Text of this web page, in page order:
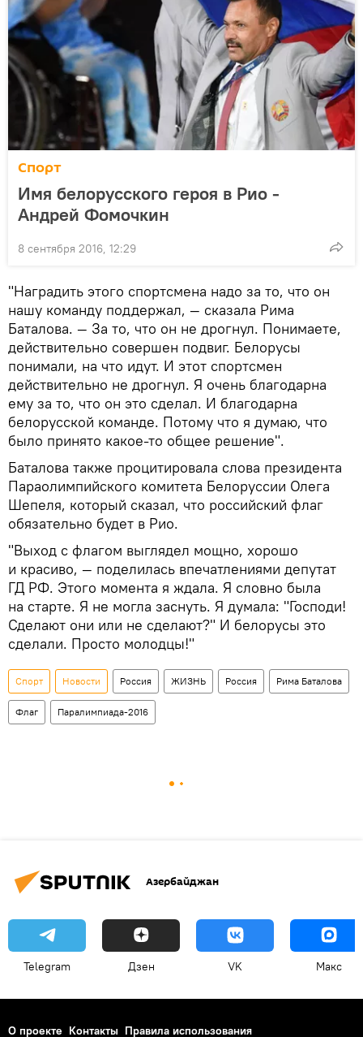
Спорт
Имя белорусского героя в Рио -
Андрей Фомочкин
8 сентября 2016, 12:29
"Наградить этого спортсмена надо за то, что он
нашу команду поддержал, — сказала Рима
Баталова. — За то, что он не дрогнул. Понимаете,
действительно совершен подвиг. Белорусы
понимали, на что идут. И этот спортсмен
действительно не дрогнул. Я очень благодарна
ему за то, что он это сделал. И благодарна
белорусской команде. Потому что я думаю, что
было принято какое-то общее решение".
Баталова также процитировала слова президента
Параолимпийского комитета Белоруссии Олега
Шепеля, который сказал, что российский флаг
обязательно будет в Рио.
"Выход с флагом выглядел мощно, хорошо
и красиво, — поделилась впечатлениями депутат
ГД РФ. Этого момента я ждала. Я словно была
на старте. Я не могла заснуть. Я думала: "Господи!
Сделают они или не сделают?" И белорусы это
сделали. Просто молодцы!"
Спорт Новости Россия ЖИЗНЬ Россия Рима Баталова
Флаг Паралимпиада-2016
Азербайджан
Telegram Дзен VK Макс
О проекте Контакты Правила использования